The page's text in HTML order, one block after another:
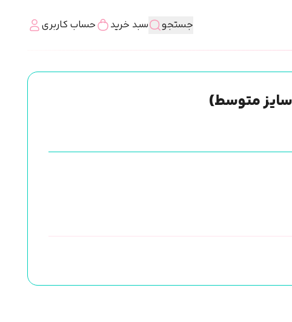
جستجو سبد خرید حساب کاربری